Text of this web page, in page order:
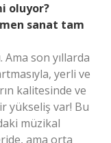
oluyor?
sanat tam
son yıllarda
yerli ve
kalitesinde ve
yükseliş var! Bu
müzikal
ama orta